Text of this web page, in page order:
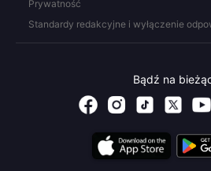
Prywatność
Standardy redakcyjne i wyłączenie
Bądź na